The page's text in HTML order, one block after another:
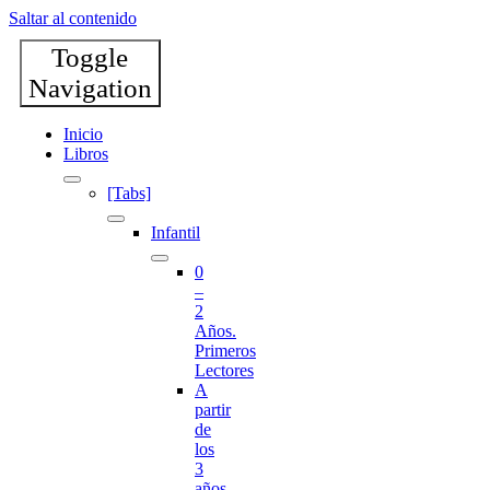
Saltar al contenido
Toggle
Navigation
Inicio
Libros
[Tabs]
Infantil
0
–
2
Años.
Primeros
Lectores
A
partir
de
los
3